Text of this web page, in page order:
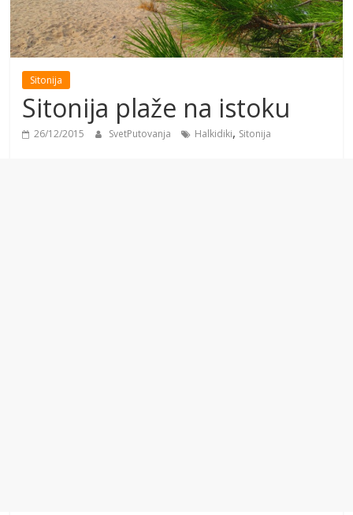
Sitonija
Sitonija plaže na istoku
26/12/2015 SvetPutovanja Halkidiki, Sitonija